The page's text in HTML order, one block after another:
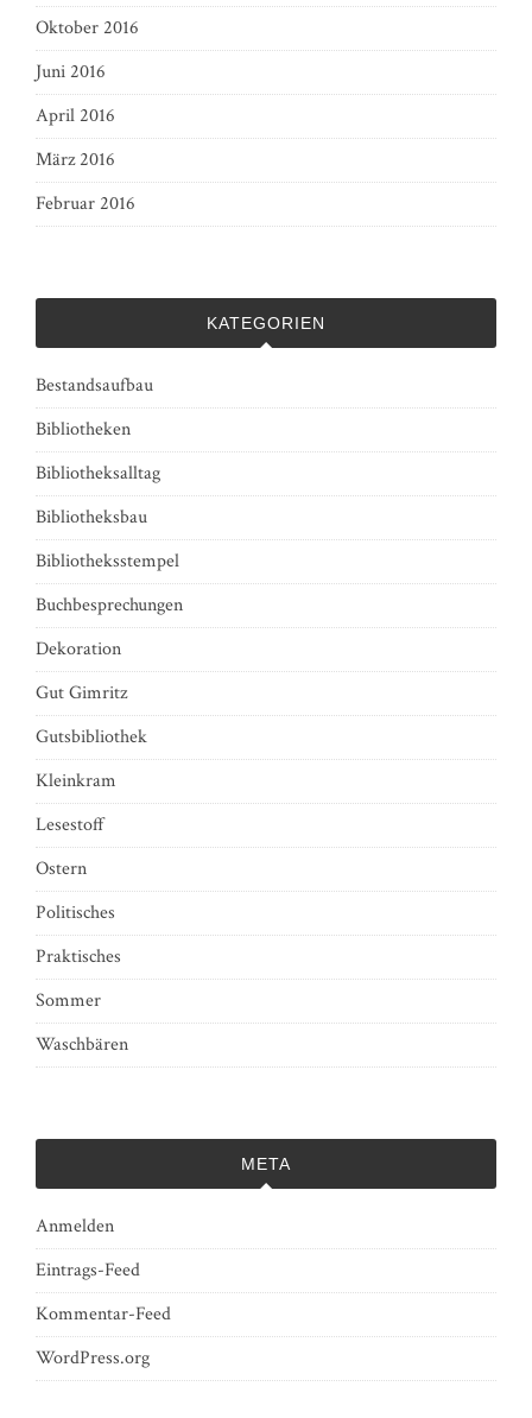
Oktober 2016
Juni 2016
April 2016
März 2016
Februar 2016
KATEGORIEN
Bestandsaufbau
Bibliotheken
Bibliotheksalltag
Bibliotheksbau
Bibliotheksstempel
Buchbesprechungen
Dekoration
Gut Gimritz
Gutsbibliothek
Kleinkram
Lesestoff
Ostern
Politisches
Praktisches
Sommer
Waschbären
META
Anmelden
Eintrags-Feed
Kommentar-Feed
WordPress.org